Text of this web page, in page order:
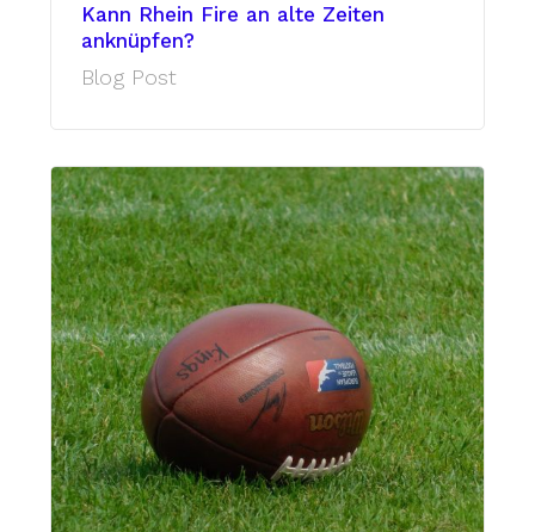
Kann Rhein Fire an alte Zeiten
anknüpfen?
Blog Post